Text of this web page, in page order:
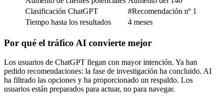
Clasificación ChatGPT
#Recomendación nº 1
Tiempo hasta los resultados
4 meses
Por qué el tráfico AI convierte mejor
Los usuarios de ChatGPT llegan con mayor intención. Ya han
pedido recomendaciones: la fase de investigación ha concluido. AI
ha filtrado las opciones y ha proporcionado un respaldo. Los
usuarios están preparados para actuar, no para navegar.